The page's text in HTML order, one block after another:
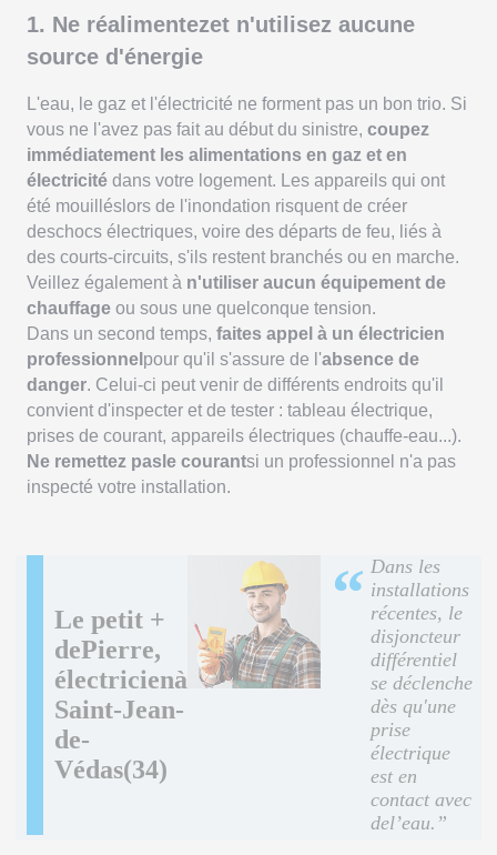
1. Ne réalimentezet n'utilisez aucune
source d'énergie
L'eau, le gaz et l'électricité ne forment pas un bon trio. Si
vous ne l'avez pas fait au début du sinistre, coupez
immédiatement les alimentations en gaz et en
électricité dans votre logement. Les appareils qui ont
été mouilléslors de l'inondation risquent de créer
deschocs électriques, voire des départs de feu, liés à
des courts-circuits, s'ils restent branchés ou en marche.
Veillez également à n'utiliser aucun équipement de
chauffage ou sous une quelconque tension.
Dans un second temps, faites appel à un électricien
professionnel pour qu'il s'assure de l'absence de
danger. Celui-ci peut venir de différents endroits qu'il
convient d'inspecter et de tester : tableau électrique,
prises de courant, appareils électriques (chauffe-eau...).
Ne remettez pasle courantsi un professionnel n'a pas
inspecté votre installation.
Le petit +
dePierre,
électricienà
Saint-Jean-
de-
Védas(34)
“ Dans les
installations
récentes, le
disjoncteur
différentiel
se déclenche
dès qu'une
prise
électrique
est en
contact avec
del’eau.”